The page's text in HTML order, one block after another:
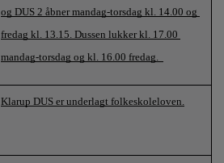
og DUS 2 åbner mandag-torsdag kl. 14.00 og
fredag kl. 13.15. Dussen lukker kl. 17.00
mandag-torsdag og kl. 16.00 fredag.
Klarup DUS er underlagt folkeskoleloven.